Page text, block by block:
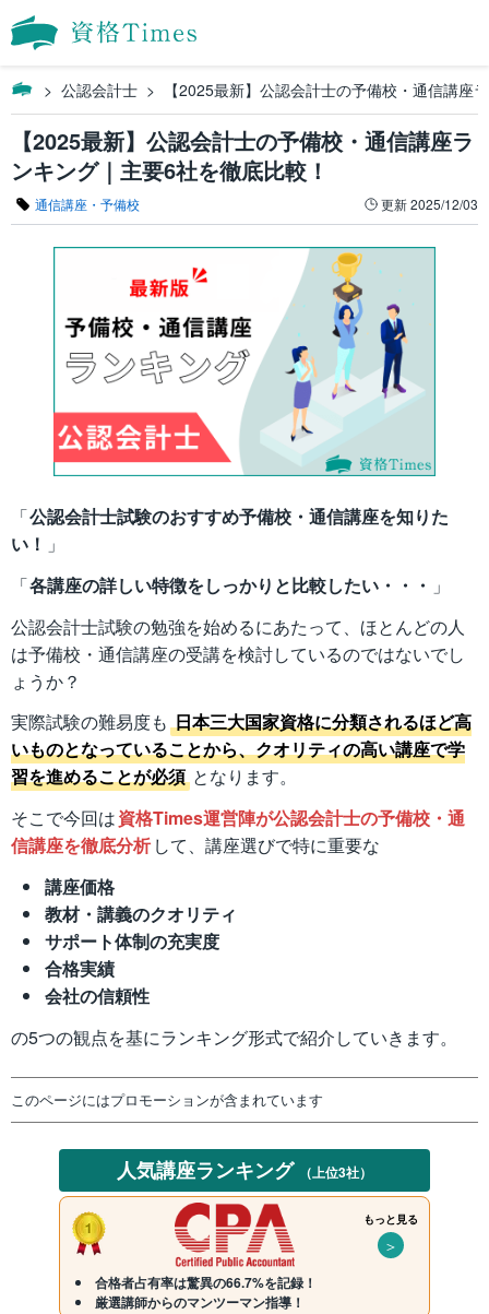
公認会計士 【2025最新】公認会計士の予備校・通信講座
【2025最新】公認会計士の予備校・通信講座ラ
ンキング｜主要6社を徹底比較！
通信講座・予備校 更新2025/12/03
「公認会計士試験のおすすめ予備校・通信講座を知りた
い！ 」
「各講座の詳しい特徴をしっかりと比較したい・・・ 」
公認会計士試験の勉強を始めるにあたって、ほとんどの人
は予備校・通信講座の受講を検討しているのではないでし
ょうか？
実際試験の難易度も 日本三大国家資格に分類されるほど高
いものとなっていることから、クオリティの高い講座で学
習を進めることが必須 となります。
そこで今回は資格Times運営陣が公認会計士の予備校・通
信講座を徹底分析 して、講座選びで特に重要な
講座価格
教材・講義のクオリティ
サポート体制の充実度
合格実績
会社の信頼性
の5つの観点を基にランキング形式で紹介していきます。
このページにはプロモーションが含まれています
人気講座ランキング （上位3社）
もっと見る
＞
合格者占有率は驚異の66.7%を記録！
厳選講師からのマンツーマン指導！